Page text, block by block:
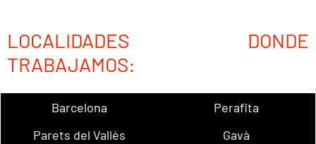
LOCALIDADES DONDE
TRABAJAMOS:
Barcelona
Perafita
Parets del Vallès
Gavà